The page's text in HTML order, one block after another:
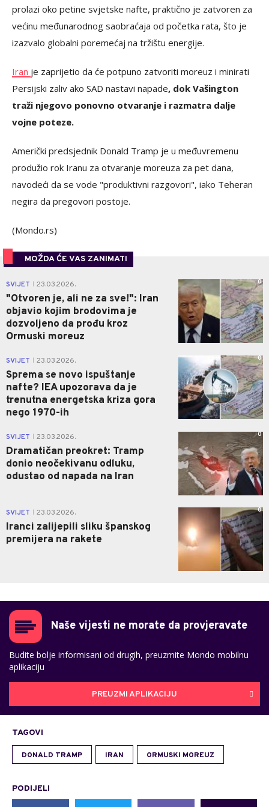
prolazi oko petine svjetske nafte, praktično je zatvoren za
većinu međunarodnog saobraćaja od početka rata, što je
izazvalo globalni poremećaj na tržištu energije.
Iran je zaprijetio da će potpuno zatvoriti moreuz i minirati
Persijski zaliv ako SAD nastavi napade, dok Vašington
traži njegovo ponovno otvaranje i razmatra dalje
vojne poteze.
Američki predsjednik Donald Tramp je u međuvremenu
produžio rok Iranu za otvaranje moreuza za pet dana,
navodeći da se vode "produktivni razgovori", iako Teheran
negira da pregovori postoje.
(Mondo.rs)
MOŽDA ĆE VAS ZANIMATI
SVIJET 23.03.2026.
"Otvoren je, ali ne za sve!": Iran
objavio kojim brodovima je
dozvoljeno da prođu kroz
Ormuski moreuz
0
SVIJET 23.03.2026.
Sprema se novo ispuštanje
nafte? IEA upozorava da je
trenutna energetska kriza gora
nego 1970-ih
0
SVIJET 23.03.2026.
Dramatičan preokret: Tramp
donio neočekivanu odluku,
odustao od napada na Iran
0
SVIJET 23.03.2026.
Iranci zalijepili sliku španskog
premijera na rakete
0
Naše vijesti ne morate da provjeravate
Budite bolje informisani od drugih, preuzmite Mondo mobilnu
aplikaciju
PREUZMI APLIKACIJU
TAGOVI
DONALD TRAMP IRAN ORMUSKI MOREUZ
PODIJELI